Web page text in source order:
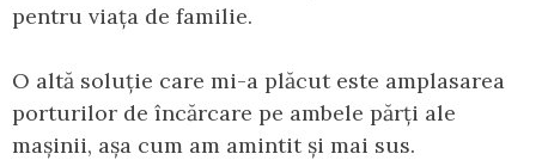
pentru viața de familie.
O altă soluție care mi-a plăcut este amplasarea
porturilor de încărcare pe ambele părți ale
mașinii, așa cum am amintit și mai sus.